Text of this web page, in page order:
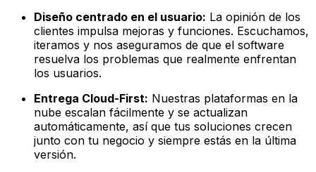
Diseño centrado en el usuario: La opinión de los
clientes impulsa mejoras y funciones. Escuchamos,
iteramos y nos aseguramos de que el software
resuelva los problemas que realmente enfrentan
los usuarios.
Entrega Cloud-First: Nuestras plataformas en la
nube escalan fácilmente y se actualizan
automáticamente, así que tus soluciones crecen
junto con tu negocio y siempre estás en la última
versión.